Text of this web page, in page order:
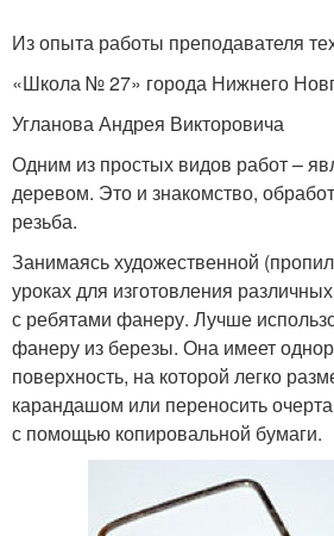
Из опыта работы преподавателя
«Школа № 27» города Нижнего
Угланова Андрея Викторовича
Одним из простых видов работ –
деревом. Это и знакомство,
резьба.
Занимаясь художественной
уроках для изготовления
с ребятами фанеру. Лучше
фанеру из березы. Она име­ет
поверхность, на которой легко
карандашом или переносить
с помощью копировальной бумаги.